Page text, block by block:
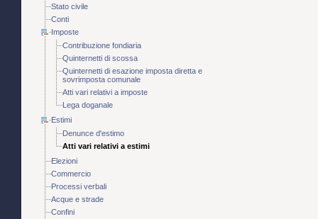
Stato civile
Conti
Imposte
Contribuzione fondiaria
Quinternetti di scossa
Quinternetti di esazione imposta diretta e
sovrimposta comunale
Atti vari relativi a imposte
Lega doganale
Estimi
Denunce d'estimo
Atti vari relativi a estimi
Elezioni
Commercio
Processi verbali
Acque e strade
Confini